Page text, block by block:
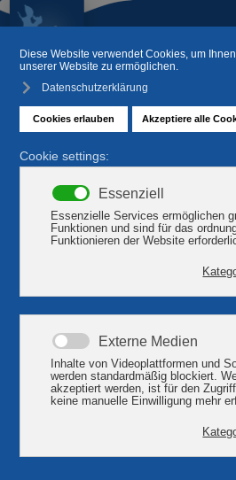
Beherbergung
Plauer See
Hotel Marianne ***
Herzlich Willkommen im Hotel